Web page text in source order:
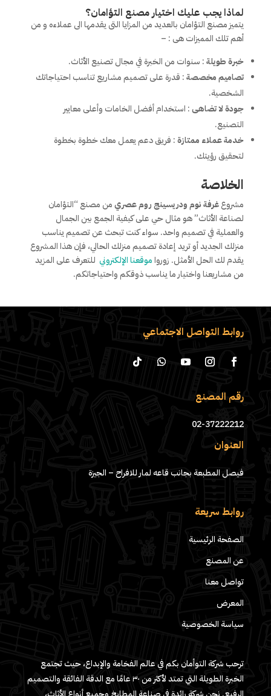
لماذا يجب عليك اختيار مصنع التؤامان؟
يتميز مصنع التؤامان بالعديد من المزايا التى يقدمها الى عملاءه و من
أهم تلك المميزات هى : –
خبرة طويلة: سنوات من الخبرة في مجال تصنيع الأثاث.
تصاميم مخصصة: قدرة على تصميم مشاريع تناسب احتياجاتك
الشخصية.
جودة لا تضاهى: استخدام أفضل الخامات وأعلى معايير
التصنيع.
خدمة عملاء ممتازة: فريق دعم يعمل معك خطوة بخطوة
لتحقيق رؤيتك.
الخلاصة
مشروعغرفة نوم ودريسينج روم عصريمن مصنع “التؤامان
لصناعة الأثاث” هو مثال حي على كيفية الجمع بين الجمال
والعملية في تصميم واحد. سواء كنت تبحث عن تصميم يناسب
منزلك الجديد أو تريد إعادة تصميم منزلك الحالي، فإن هذا المشروع
يقدم لك الحل الأمثل. زورواموقعنا الإلكتروني للتعرف على المزيد
من مشاريعنا واختيار ما يناسب ذوقكم واحتياجاتكم.
روابط التواصل الاجتماعي
رقم المصنع
02-37222212
العنوان
فيصل المطبعة بجانب قاعه لمار للافراح – الجيزة
روابط سريعة
الصفحة الرئيسية
عن المصنع
تواصل معنا
المعرض
سياسة الخصوصية
ترحب شركة التوأمان بكم في عالم الفخامة والإبداع، حيث تجتمع
الخبرة الطويلة التي تمتد لأكثر من ٣٠ عامًا مع الدقة الفائقة والتصميم